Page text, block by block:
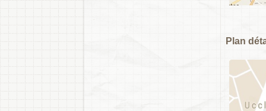
Plan